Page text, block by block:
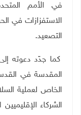
في الأمم
الاستفزازات في
التصعيد.
كما جدّد دعوته
المقدسة في
الخاص لعملية
الشركاء